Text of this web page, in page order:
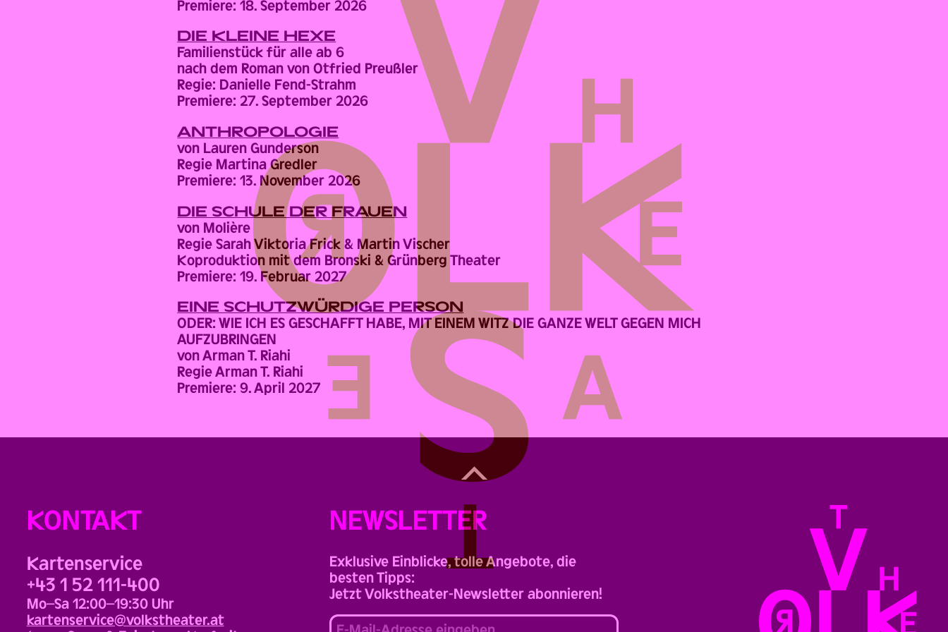
Premiere: 18. September 2026
DIE KLEINE HEXE
Familienstück für alle ab 6
nach dem Roman von Otfried Preußler
Regie: Danielle Fend-Strahm
Premiere: 27. September 2026
ANTHROPOLOGIE
von Lauren Gunderson
Regie Martina Gredler
Premiere: 13. November 2026
DIE SCHULE DER FRAUEN
von Molière
Regie Sarah Viktoria Frick & Martin Vischer
Koproduktion mit dem Bronski & Grünberg Theater
Premiere: 19. Februar 2027
EINE SCHUTZWÜRDIGE PERSON
ODER: WIE ICH ES GESCHAFFT HABE, MIT EINEM WITZ DIE GANZE WELT GEGEN MICH
AUFZUBRINGEN
von Arman T. Riahi
Regie Arman T. Riahi
Premiere: 9. April 2027
Back
to
KONTAKT
Kartenservice
+43 1 52 111-400
Mo–Sa 12:00–19:30 Uhr
kartenservice@volkstheater.at
NEWSLETTER
Exklusive Einblicke, tolle Angebote, die
besten Tipps:
Jetzt Volkstheater-Newsletter abonnieren!